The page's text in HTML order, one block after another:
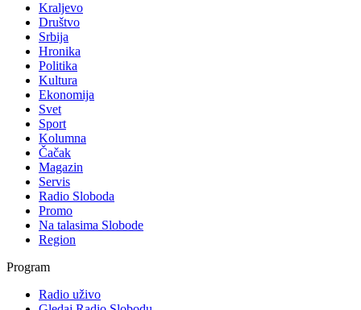
Kraljevo
Društvo
Srbija
Hronika
Politika
Kultura
Ekonomija
Svet
Sport
Kolumna
Čačak
Magazin
Servis
Radio Sloboda
Promo
Na talasima Slobode
Region
Program
Radio uživo